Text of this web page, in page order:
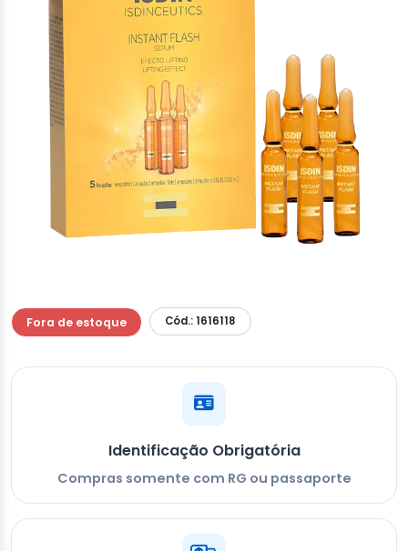
Fora de estoque Cód.: 1616118
Identificação Obrigatória
Compras somente com RG ou passaporte